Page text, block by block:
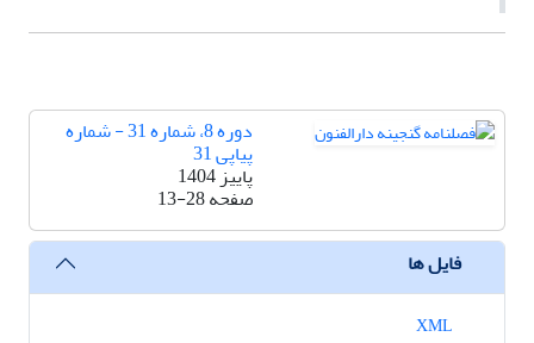
دوره 8، شماره 31 - شماره
پیاپی 31
پاییز 1404
صفحه13-28
فایل ها